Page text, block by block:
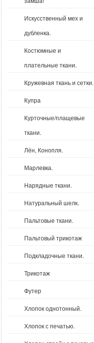
Искусственный мех и
дубленка.
Костюмные и
плательные ткани.
Кружевная ткань и сетки.
Купра
Курточные/плащевые
ткани.
Лён, Конопля.
Марлевка.
Нарядные ткани.
Натуральный шелк.
Пальтовые ткани.
Пальтовый трикотаж
Подкладочные ткани.
Трикотаж
Футер
Хлопок однотонный.
Хлопок с печатью.